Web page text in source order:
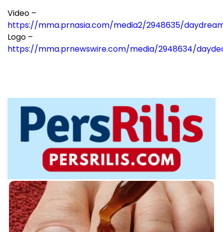
Video –
https://mma.prnasia.com/media2/2948635/
Logo –
https://mma.prnewswire.com/media/2948634/